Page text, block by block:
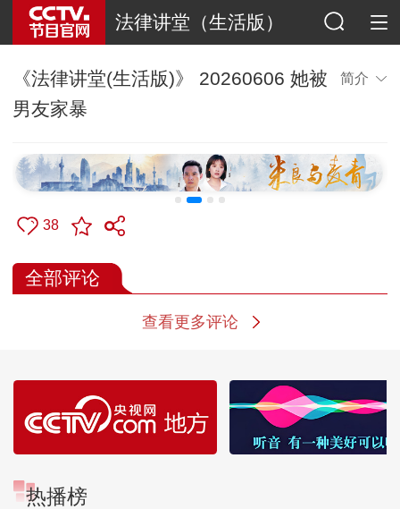
法律讲堂（生活版）
《法律讲堂(生活版)》 20260606 她被
男友家暴
简介
38
全部评论
查看更多评论
热播榜